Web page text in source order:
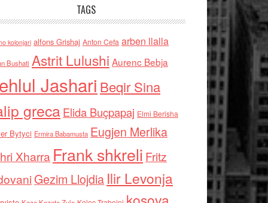
TAGS
kolonjari alfons Grishaj Anton Cefa arben llalla
Bushati Astrit Lulushi Aurenc Bebja
Jashari Beqir Sina
grecaElida Buçpapaj Elmi Berisha
Bytyci Ermira Babamusta Eugjen Merlika
Xharra Frank shkreli Fritz
Gezim Llojdia Ilir Levonja